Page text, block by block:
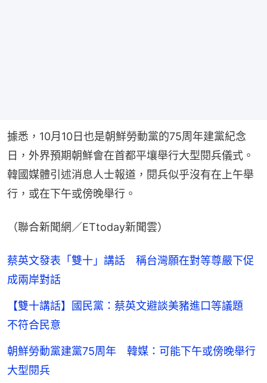
據悉，10月10日也是朝鮮勞動黨的75周年建黨紀念
日，外界預期朝鮮會在首都平壤舉行大型閱兵儀式。
韓國媒體引述消息人士報道，閱兵似乎沒有在上午舉
行，或在下午或傍晚舉行。
（聯合新聞網／ETtoday新聞雲）
蔡英文發表「雙十」講話 稱台灣願在對等尊嚴下促
成兩岸對話
【雙十講話】國民黨：蔡英文避談美豬進口等議題
不符合民意
朝鮮勞動黨建黨75周年 韓媒：可能下午或傍晚舉行
大型閱兵